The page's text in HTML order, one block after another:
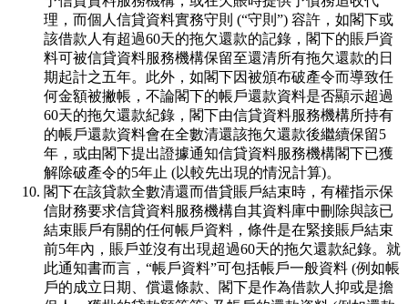
理，而個人信貸資料實務守則 (“守則”) 容許，如閣下或
該借款人有超過60天的拖欠還款的記錄，閣下的賬戶資
料可被信貸資料服務機構保留至還清所有拖欠還款的日
期起計之五年。此外，如閣下因被頒布破產令而導致任
何金額被撇帳，不論閣下的帳戶還款資料是否顯示超過
60天的拖欠還款紀錄，閣下由信貸資料服務機構所持有
的帳戶還款資料會在全數清還該拖欠還款後繼續保留5
年，或由閣下提出證據通知信貸資料服務機構閣下已獲
解除破產令的5年止 (以較先出現的情況計算)。
閣下在該貸款全數清還而借貸賬戶結束時，有權指示保
信財務要求信貸資料服務機構自其資料庫中刪除與該已
結束賬戶有關的任何帳戶資料，條件是在緊接賬戶結束
前5年內，賬戶並沒有出現超過60天的拖欠還款紀錄。就
此通知書而言，“帳戶資料”可包括帳戶一般資料 (例如帳
戶的成立日期、償還條款、閣下是作為借款人抑或是擔